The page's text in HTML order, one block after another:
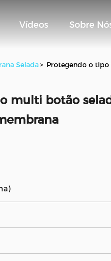
Vídeos Sobre
Selada> Protegendo o
multi botão